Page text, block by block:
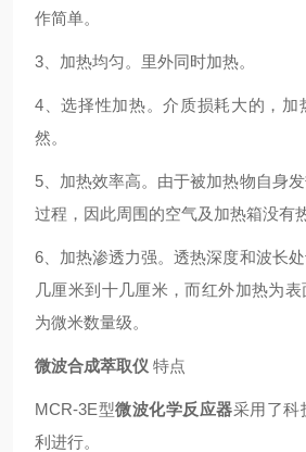
作简单。
3、 加热均匀。里外同时加热。
4、选择性加热。介质损耗大的，加
然。
5、 加热效率高。由于被加热物自身
过程，因此周围的空气及加热箱没有
6、 加热渗透力强。透热深度和波长
几厘米到十几厘米，而红外加热为
为微米数量级。
微波合成萃取仪 特
MCR-3E型微波化学反应器采用了科
利进行。